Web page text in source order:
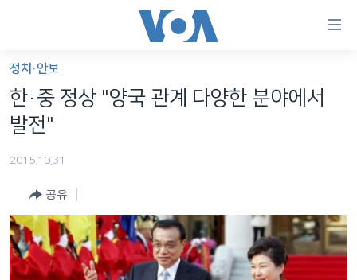
가
능
링
텐
츠
로
세계
프로그램
주파수 안내
FOLLOW US
정치·안보
한·중 정상 "양국 관계 다양한 분야에서
발전"
2015.10.31
공유